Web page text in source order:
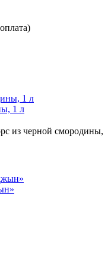
1 л
из черной смородины,